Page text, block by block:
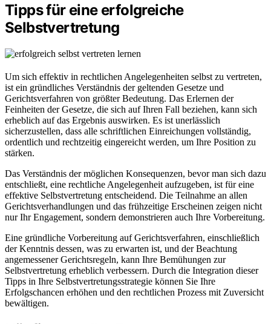
Tipps für eine erfolgreiche
Selbstvertretung
Um sich effektiv in rechtlichen Angelegenheiten selbst zu vertreten,
ist ein gründliches Verständnis der geltenden Gesetze und
Gerichtsverfahren von größter Bedeutung. Das Erlernen der
Feinheiten der Gesetze, die sich auf Ihren Fall beziehen, kann sich
erheblich auf das Ergebnis auswirken. Es ist unerlässlich
sicherzustellen, dass alle schriftlichen Einreichungen vollständig,
ordentlich und rechtzeitig eingereicht werden, um Ihre Position zu
stärken.
Das Verständnis der möglichen Konsequenzen, bevor man sich dazu
entschließt, eine rechtliche Angelegenheit aufzugeben, ist für eine
effektive Selbstvertretung entscheidend. Die Teilnahme an allen
Gerichtsverhandlungen und das frühzeitige Erscheinen zeigen nicht
nur Ihr Engagement, sondern demonstrieren auch Ihre Vorbereitung.
Eine gründliche Vorbereitung auf Gerichtsverfahren, einschließlich
der Kenntnis dessen, was zu erwarten ist, und der Beachtung
angemessener Gerichtsregeln, kann Ihre Bemühungen zur
Selbstvertretung erheblich verbessern. Durch die Integration dieser
Tipps in Ihre Selbstvertretungsstrategie können Sie Ihre
Erfolgschancen erhöhen und den rechtlichen Prozess mit Zuversicht
bewältigen.